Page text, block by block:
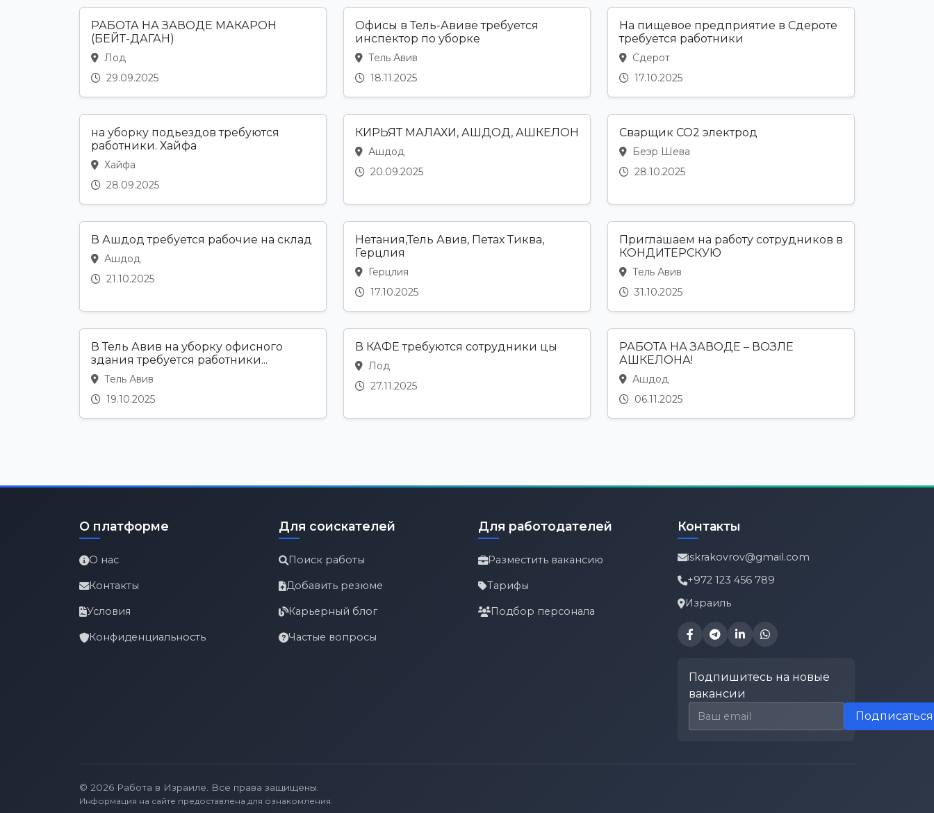
РАБОТА НА ЗАВОДЕ МАКАРОН
(БЕЙТ-ДАГАН)
Лод
29.09.2025
Офисы в Тель-Авиве требуется
инспектор по уборке
Тель Авив
18.11.2025
На пищевое предприятие в Сдероте
требуется работники
Сдерот
17.10.2025
на уборку подьездов требуются
работники. Хайфа
Хайфа
28.09.2025
КИРЬЯТ МАЛАХИ, АШДОД, АШКЕЛОН
Ашдод
20.09.2025
Сварщик CO2 электрод
Беэр Шева
28.10.2025
В Ашдод требуется рабочие на склад
Ашдод
21.10.2025
Нетания,Тель Авив, Петах Тиква,
Герцлия
Герцлия
17.10.2025
Приглашаем на работу сотрудников в
КОНДИТЕРСКУЮ
Тель Авив
31.10.2025
В Тель Авив на уборку офисного
здания требуется работники...
Тель Авив
19.10.2025
В КАФЕ требуются сотрудники цы
Лод
27.11.2025
РАБОТА НА ЗАВОДЕ – ВОЗЛЕ
АШКЕЛОНА!
Ашдод
06.11.2025
О платформе
О нас
Контакты
Условия
Конфиденциальность
Для соискателей
Поиск работы
Добавить резюме
Карьерный блог
Частые вопросы
Для работодателей
Разместить вакансию
Тарифы
Подбор персонала
Контакты
iskrakovrov@gmail.com
+972 123 456 789
Израиль
Подпишитесь на новые
вакансии
Email для подписки
Подписаться
© 2026 Работа в Израиле. Все права защищены.
Информация на сайте предоставлена для ознакомления.